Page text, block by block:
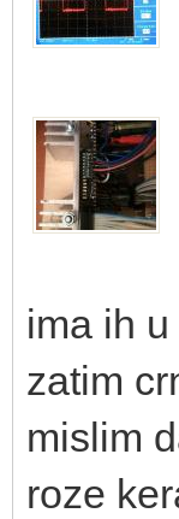
ima ih
zatim
mislim
roze